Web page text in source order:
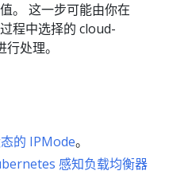
。 这一步可能由你在
过程中选择的 cloud-
处理。
的 IPMode。
感知负载均衡器